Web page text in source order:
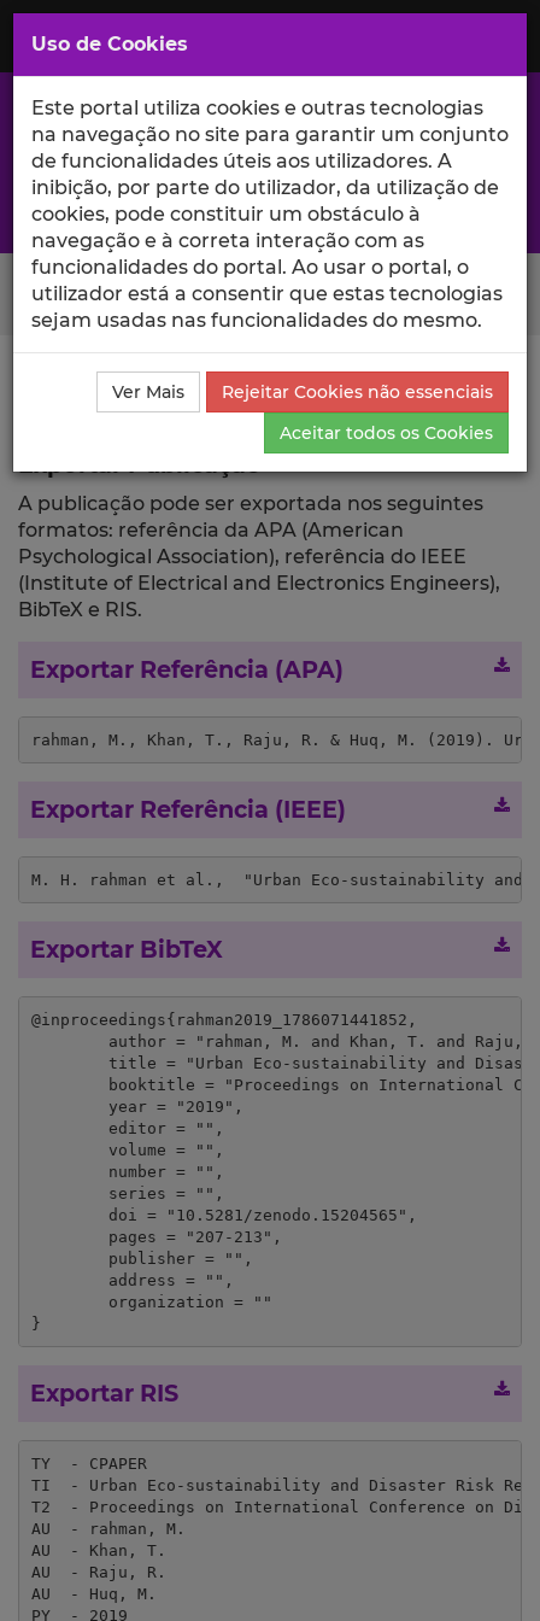
Saltar
para
Conteúdo
Principal
A excelência da investigação e ciência no Iscte
Search Button
Ciência_Iscte Publicações
Descrição Detalhada da
Publicação
Exportar
A publicação pode ser exportada nos seguintes
formatos: referência da APA (American
Psychological Association), referência do IEEE
(Institute of Electrical and Electronics Engineers),
BibTeX e RIS.
Exportar Referência (APA)
rahman, M., Khan, T., Raju, R. & Huq, M. (2019).
Exportar Referência (IEEE)
M. H. rahman et al.,  "Urban Eco-sustainability and
Exportar BibTeX
@inproceedings{rahman2019_1786071441852,
}
Exportar RIS
TY  - CPAPER
TI  - Urban Eco-sustainability and Disaster Risk
T2  - Proceedings on International Conference on
AU  - rahman, M.
AU  - Khan, T.
AU  - Raju, R.
AU  - Huq, M.
PY  - 2019
Uso de Cookies
Este portal utiliza cookies e outras tecnologias
na navegação no site para garantir um conjunto
de funcionalidades úteis aos utilizadores. A
inibição, por parte do utilizador, da utilização de
cookies, pode constituir um obstáculo à
navegação e à correta interação com as
funcionalidades do portal. Ao usar o portal, o
utilizador está a consentir que estas tecnologias
sejam usadas nas funcionalidades do mesmo.
Ver Mais
Rejeitar Cookies não essenciais
Aceitar todos os Cookies